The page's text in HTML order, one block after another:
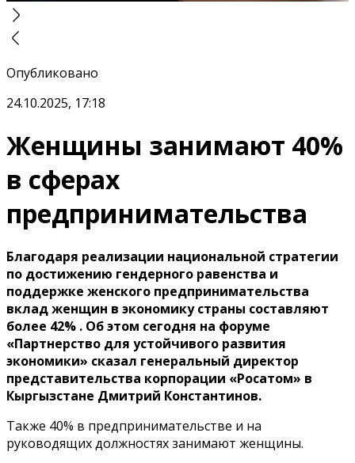
Опубликовано
24.10.2025, 17:18
Женщины занимают 40%
в сферах
предпринимательства
Благодаря реализации национальной стратегии
по достижению гендерного равенства и
поддержке женского предпринимательства
вклад женщин в экономику страны составляют
более 42% . Об этом сегодня на форуме
«Партнерство для устойчивого развития
экономики» сказал генеральный директор
представительства корпорации «Росатом» в
Кыргызстане Дмитрий Константинов.
Также 40% в предпринимательстве и на
руководящих должностях занимают женщины.